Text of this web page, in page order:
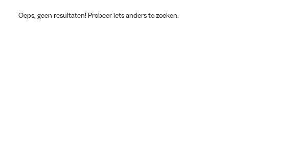
Oeps, geen resultaten! Probeer iets anders te zoeken.